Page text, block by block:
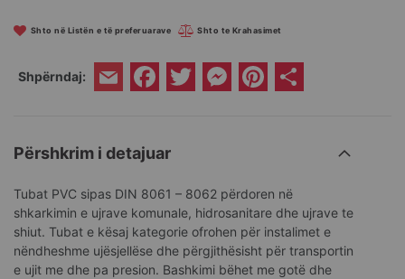
Shto në Listën e të preferuarave Shto te Krahasimet
Shpërndaj: Email Facebook
Twitter Messenger
Pinterest
Përshkrim i detajuar
Tubat PVC sipas DIN 8061 – 8062 përdoren në
shkarkimin e ujrave komunale, hidrosanitare dhe ujrave te
shiut. Tubat e kësaj kategorie ofrohen për instalimet e
nëndheshme ujësjellëse dhe përgjithësisht për transportin
e ujit me dhe pa presion. Bashkimi bëhet me gotë dhe